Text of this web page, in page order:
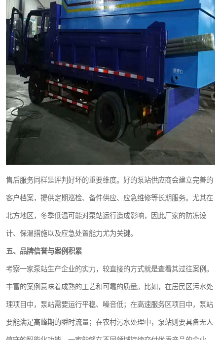
售后服务同样是评判好坏的重要维度。好的泵站供应商会建立完善的
客户档案，提供定期巡检、备件供应、应急维修等长期服务。尤其在
北方地区，冬季低温可能对泵站运行造成影响，因此厂家的防冻设
计、保温措施以及应急处置能力尤为关键。
五、品牌信誉与案例积累
考察一家泵站生产企业的实力，较直接的方式就是查看其过往案例。
丰富的案例意味着成熟的工艺和可靠的质量。比如，在居民区污水处
理项目中，泵站需要运行平稳、噪音低；在高速服务区项目中，泵站
要能满足高峰期的瞬时流量；在农村污水处理中，泵站则要具备无人